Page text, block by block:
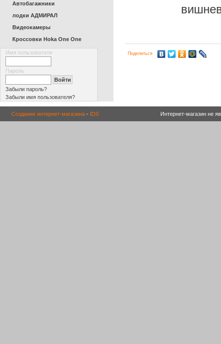
Поделиться
Автобагажники
лодки АДМИРАЛ
Видеокамеры
Кроссовки Hoka One One
Имя пользователя
Пароль
Забыли пароль?
Забыли имя пользователя?
Создание интернет-магазина - IDS Интернет-магазин не